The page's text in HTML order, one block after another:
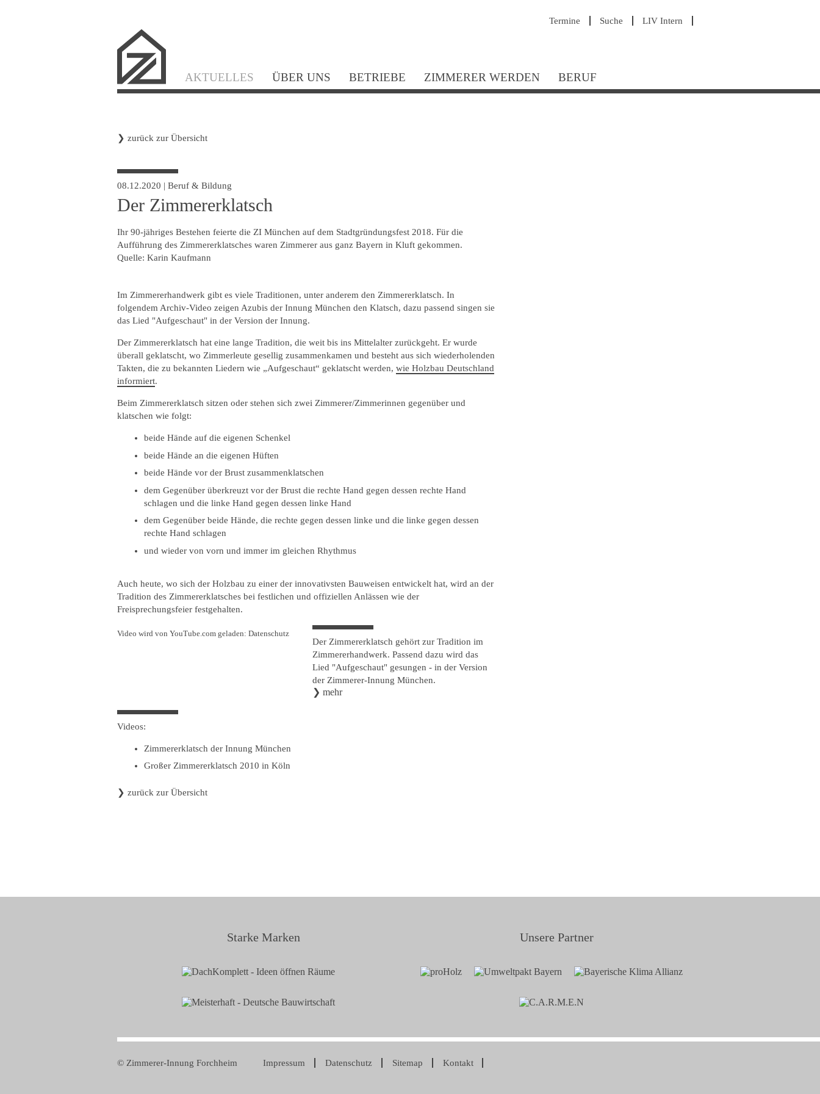
Navigation
Termine Suche LIV Intern
überspringen
AKTUELLES ÜBER UNS BETRIEBE ZIMMERER WERDEN BERUF
❯ zurück zur Übersicht
08.12.2020 | Beruf & Bildung
Der Zimmererklatsch
Ihr 90-jähriges Bestehen feierte die ZI München auf dem Stadtgründungsfest 2018. Für die
Aufführung des Zimmererklatsches waren Zimmerer aus ganz Bayern in Kluft gekommen.
Quelle: Karin Kaufmann
Im Zimmererhandwerk gibt es viele Traditionen, unter anderem den Zimmererklatsch. In
folgendem Archiv-Video zeigen Azubis der Innung München den Klatsch, dazu passend singen sie
das Lied "Aufgeschaut" in der Version der Innung.
Der Zimmererklatsch hat eine lange Tradition, die weit bis ins Mittelalter zurückgeht. Er wurde
überall geklatscht, wo Zimmerleute gesellig zusammenkamen und besteht aus sich wiederholenden
Takten, die zu bekannten Liedern wie „Aufgeschaut“ geklatscht werden, wie Holzbau Deutschland
informiert.
Beim Zimmererklatsch sitzen oder stehen sich zwei Zimmerer/Zimmerinnen gegenüber und
klatschen wie folgt:
beide Hände auf die eigenen Schenkel
beide Hände an die eigenen Hüften
beide Hände vor der Brust zusammenklatschen
dem Gegenüber überkreuzt vor der Brust die rechte Hand gegen dessen rechte Hand
schlagen und die linke Hand gegen dessen linke Hand
dem Gegenüber beide Hände, die rechte gegen dessen linke und die linke gegen dessen
rechte Hand schlagen
und wieder von vorn und immer im gleichen Rhythmus
Auch heute, wo sich der Holzbau zu einer der innovativsten Bauweisen entwickelt hat, wird an der
Tradition des Zimmererklatsches bei festlichen und offiziellen Anlässen wie der
Freisprechungsfeier festgehalten.
Video wird von YouTube.com geladen: Datenschutz
Der Zimmererklatsch gehört zur Tradition im
Zimmererhandwerk. Passend dazu wird das
Lied "Aufgeschaut" gesungen - in der Version
der Zimmerer-Innung München.
❯ mehr
Videos:
Zimmererklatsch der Innung München
Großer Zimmererklatsch 2010 in Köln
❯ zurück zur Übersicht
Starke Marken Unsere Partner
© Zimmerer-Innung Forchheim
Navigation
Impressum Datenschutz Sitemap Kontakt